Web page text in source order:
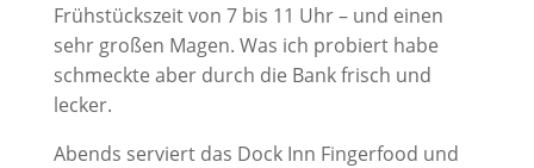
Frühstückszeit von 7 bis 11 Uhr – und einen
sehr großen Magen. Was ich probiert habe
schmeckte aber durch die Bank frisch und
lecker.
Abends serviert das Dock Inn Fingerfood und